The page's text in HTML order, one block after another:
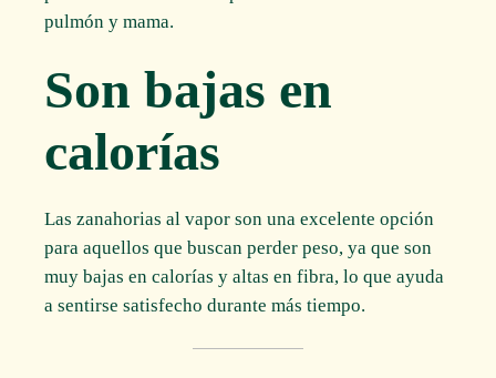
pulmón y mama.
Son bajas en
calorías
Las zanahorias al vapor son una excelente opción
para aquellos que buscan perder peso, ya que son
muy bajas en calorías y altas en fibra, lo que ayuda
a sentirse satisfecho durante más tiempo.